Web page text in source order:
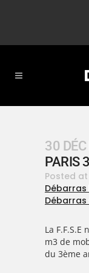
30 DÉC
PARIS 3
Posted at
Débarras
La
m3 de
du 3ème